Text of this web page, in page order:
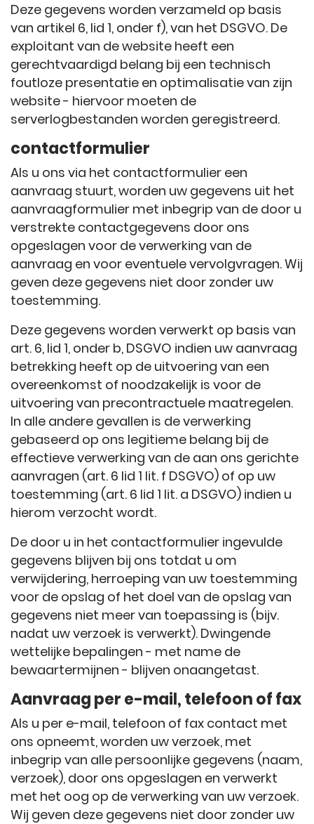
Deze gegevens worden verzameld op basis
van artikel 6, lid 1, onder f), van het DSGVO. De
exploitant van de website heeft een
gerechtvaardigd belang bij een technisch
foutloze presentatie en optimalisatie van zijn
website - hiervoor moeten de
serverlogbestanden worden geregistreerd.
contactformulier
Als u ons via het contactformulier een
aanvraag stuurt, worden uw gegevens uit het
aanvraagformulier met inbegrip van de door u
verstrekte contactgegevens door ons
opgeslagen voor de verwerking van de
aanvraag en voor eventuele vervolgvragen. Wij
geven deze gegevens niet door zonder uw
toestemming.
Deze gegevens worden verwerkt op basis van
art. 6, lid 1, onder b, DSGVO indien uw aanvraag
betrekking heeft op de uitvoering van een
overeenkomst of noodzakelijk is voor de
uitvoering van precontractuele maatregelen.
In alle andere gevallen is de verwerking
gebaseerd op ons legitieme belang bij de
effectieve verwerking van de aan ons gerichte
aanvragen (art. 6 lid 1 lit. f DSGVO) of op uw
toestemming (art. 6 lid 1 lit. a DSGVO) indien u
hierom verzocht wordt.
De door u in het contactformulier ingevulde
gegevens blijven bij ons totdat u om
verwijdering, herroeping van uw toestemming
voor de opslag of het doel van de opslag van
gegevens niet meer van toepassing is (bijv.
nadat uw verzoek is verwerkt). Dwingende
wettelijke bepalingen - met name de
bewaartermijnen - blijven onaangetast.
Aanvraag per e-mail, telefoon of fax
Als u per e-mail, telefoon of fax contact met
ons opneemt, worden uw verzoek, met
inbegrip van alle persoonlijke gegevens (naam,
verzoek), door ons opgeslagen en verwerkt
met het oog op de verwerking van uw verzoek.
Wij geven deze gegevens niet door zonder uw